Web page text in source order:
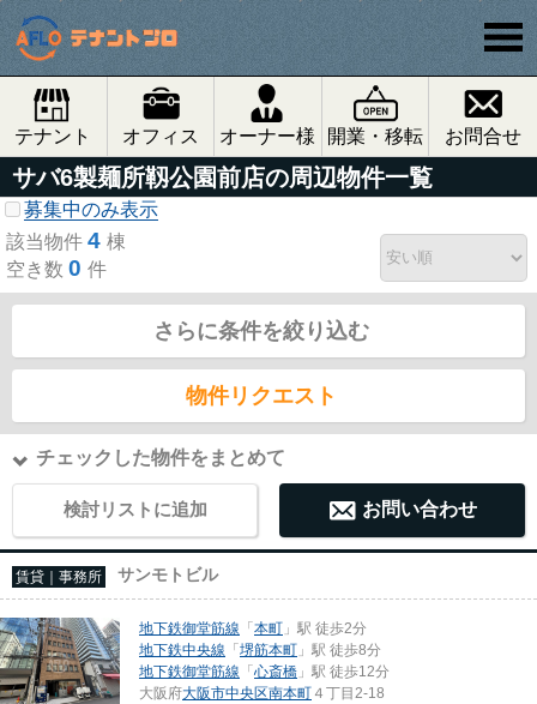
テナント オフィス オーナー様 開業・移転 お問合せ
サバ6製麺所靱公園前店の周辺物件一覧
募集中のみ表示
該当物件 4 棟
空き数 0 件
さらに条件を絞り込む
物件リクエスト
チェックした物件をまとめて
検討リストに追加 お問い合わせ
賃貸｜事務所 サンモトビル
地下鉄御堂筋線 「本町 」駅 徒歩2分
地下鉄中央線 「堺筋本町 」駅 徒歩8分
地下鉄御堂筋線 「心斎橋 」駅 徒歩12分
大阪府大阪市中央区南本町 ４丁目2-18